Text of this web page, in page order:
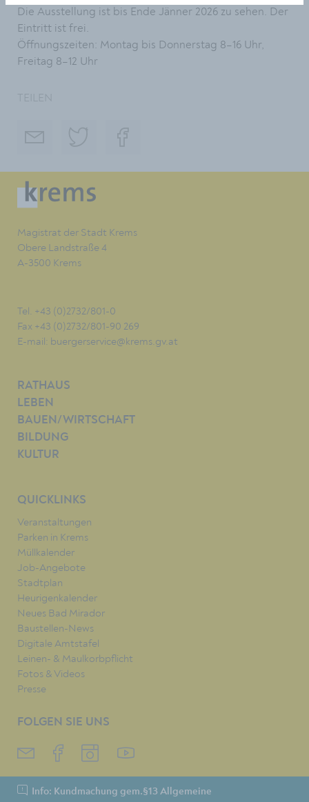
Die Ausstellung ist bis Ende Jänner 2026 zu sehen. Der
Eintritt ist frei.
Öffnungszeiten: Montag bis Donnerstag 8–16 Uhr,
Freitag 8–12 Uhr
Magistrat der Stadt Krems
Obere Landstraße 4
A-3500 Krems
Tel. +43 (0)2732/801-0
Fax +43 (0)2732/801-90 269
E-mail: buergerservice@krems.gv.at
RATHAUS
LEBEN
BAUEN/WIRTSCHAFT
BILDUNG
KULTUR
QUICKLINKS
Veranstaltungen
Parken in Krems
Müllkalender
Job-Angebote
Stadtplan
Heurigenkalender
Neues Bad Mirador
Baustellen-News
Digitale Amtstafel
Leinen- & Maulkorbpflicht
Fotos & Videos
Presse
FOLGEN SIE UNS
Info: Kundmachung gem.§13 Allgemeine